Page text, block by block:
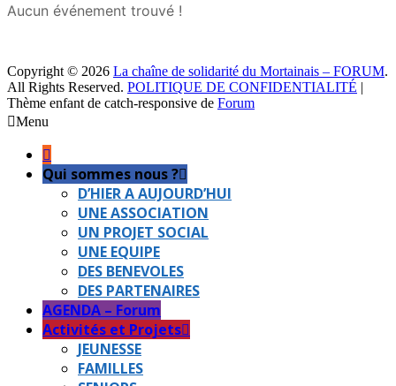
Aucun événement trouvé !
Copyright © 2026 La chaîne de solidarité du Mortainais – FORUM.
All Rights Reserved. POLITIQUE DE CONFIDENTIALITÉ |
Thème enfant de catch-responsive de Forum
Faire
Menu
Qui sommes nous ?
D’HIER A AUJOURD’HUI
UNE ASSOCIATION
UN PROJET SOCIAL
UNE EQUIPE
DES BENEVOLES
DES PARTENAIRES
AGENDA – Forum
Activités et Projets
JEUNESSE
FAMILLES